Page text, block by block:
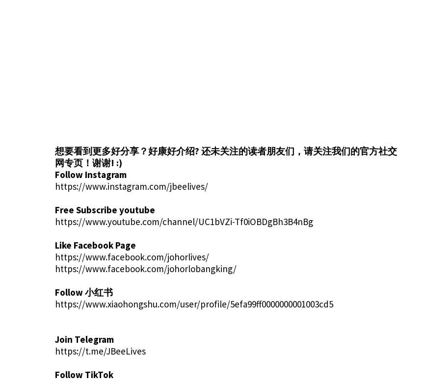
想要看到更多好分享？好康好介绍? 还未关注的读者朋友们，请关注我们的官方社交
网专页！谢谢! :)
Follow Instagram
https://www.instagram.com/jbeelives/
Free Subscribe youtube
https://www.youtube.com/channel/UC1bVZi-Tf0iOBDgBh3B4nBg
Like Facebook Page
https://www.facebook.com/johorlives/
https://www.facebook.com/johorlobangking/
Follow 小红书
https://www.xiaohongshu.com/user/profile/5efa99ff0000000001003cd5
Join Telegram
https://t.me/JBeeLives
Follow TikTok